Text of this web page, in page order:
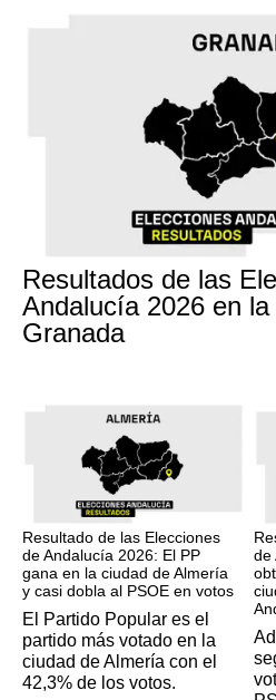
Resultados de las
Andalucía 2026 en
Granada
Resultado de las Elecciones
de Andalucía 2026: El PP
gana en la ciudad de Almería
y casi dobla al PSOE en votos
El Partido Popular es el
partido más votado en la
ciudad de Almería con el
42,3% de los votos.
de